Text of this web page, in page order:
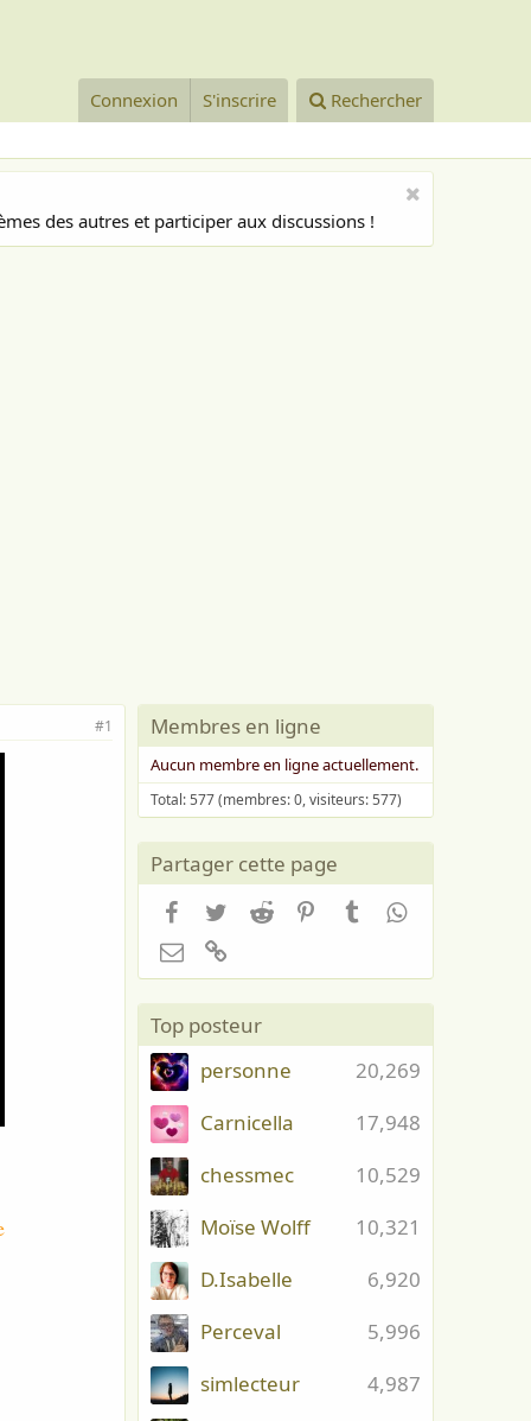
Connexion S'inscrire Rechercher
des autres et participer aux discussions !
#1 Membres en ligne
Aucun membre en ligne actuellement.
Total: 577 (membres: 0, visiteurs: 577)
Partager cette page
Facebook
TwitterReddit PinterestTumblrWhatsApp
Email
Top posteur
20,269
personne
17,948
Carnicella
10,529
chessmec
10,321
Moïse Wolff
6,920
D.Isabelle
5,996
Perceval
4,987
simlecteur